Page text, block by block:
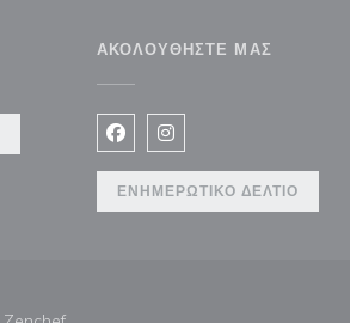
ΑΚΟΛΟΥΘΉΣΤΕ ΜΑΣ
Facebook ((ανοίγει σε νέο
Instagram ((ανοίγει
ΕΝΗΜΕΡΩΤΙΚΌ ΔΕΛΤΊΟ